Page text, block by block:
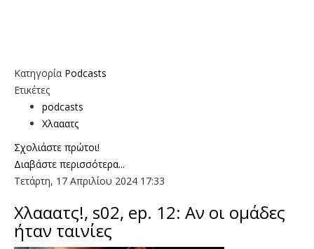
Κατηγορία Podcasts
Ετικέτες
podcasts
Χλααατς
Σχολιάστε πρώτοι!
Διαβάστε περισσότερα...
Τετάρτη, 17 Απριλίου 2024 17:33
Χλααατς!, s02, ep. 12: Αν οι ομάδες
ήταν ταινίες